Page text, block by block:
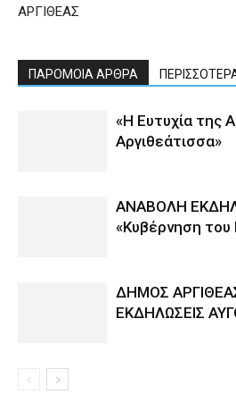
ΑΡΓΙΘΕΑΣ
ΠΑΡΟΜΟΙΑ ΑΡΘΡΑ
«Η Ευτυχία της
Αργιθεάτισσα»
ΑΝΑΒΟΛΗ
«Κυβέρνηση του
ΔΗΜΟΣ
ΕΚΔΗΛΩΣΕΙΣ